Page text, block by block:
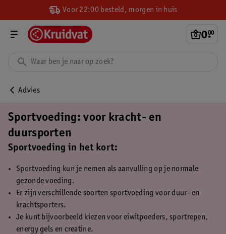
Voor 22:00 besteld, morgen in huis
0.
00
Advies
Sportvoeding: voor kracht- en
duursporten
Sportvoeding in het kort:
Sportvoeding kun je nemen als aanvulling op je normale
gezonde voeding.
Er zijn verschillende soorten sportvoeding voor duur- en
krachtsporters.
Je kunt bijvoorbeeld kiezen voor eiwitpoeders, sportrepen,
energy gels en creatine.